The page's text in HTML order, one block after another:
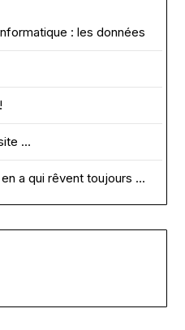
: les données
…
a qui rêvent toujours …